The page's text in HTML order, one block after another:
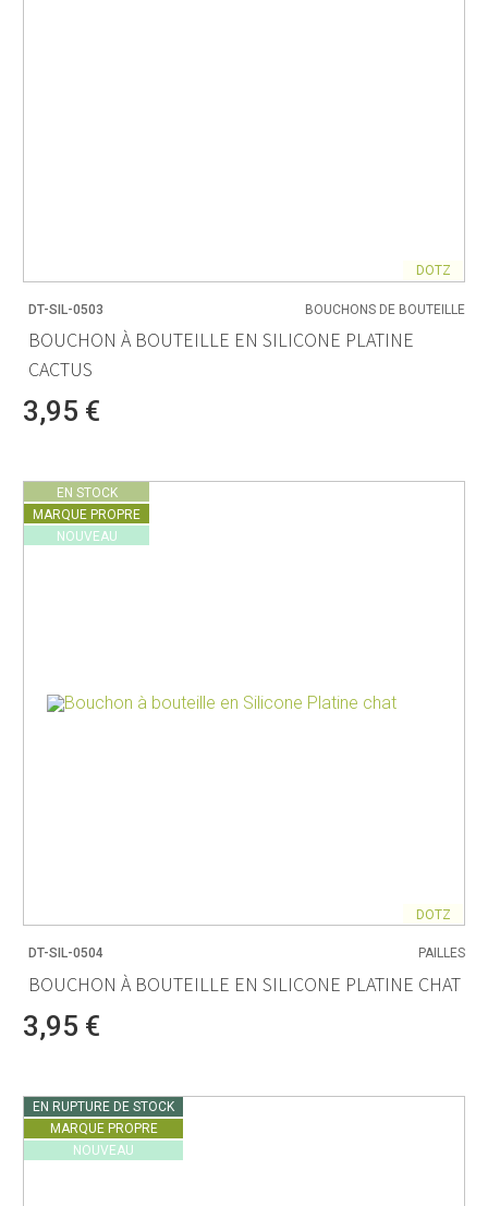
DOTZ
DT-SIL-0503 BOUCHONS DE BOUTEILLE
BOUCHON À BOUTEILLE EN SILICONE PLATINE
CACTUS
3,95 €
EN STOCK
MARQUE PROPRE
NOUVEAU
DOTZ
DT-SIL-0504 PAILLES
BOUCHON À BOUTEILLE EN SILICONE PLATINE CHAT
3,95 €
EN RUPTURE DE STOCK
MARQUE PROPRE
NOUVEAU